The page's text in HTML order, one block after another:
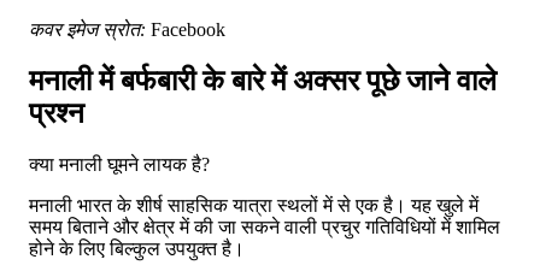
कवर इमेज स्रोत: Facebook
मनाली में बर्फबारी के बारे में अक्सर पूछे जाने वाले
प्रश्न
क्या मनाली घूमने लायक है?
मनाली भारत के शीर्ष साहसिक यात्रा स्थलों में से एक है। यह खुले में
समय बिताने और क्षेत्र में की जा सकने वाली प्रचुर गतिविधियों में शामिल
होने के लिए बिल्कुल उपयुक्त है।